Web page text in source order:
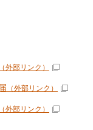
（外部リンク）
（外部リンク）
（外部リンク）